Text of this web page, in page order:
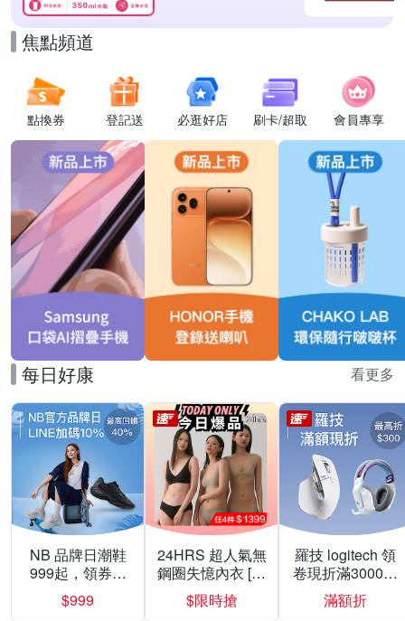
焦點頻道
點換券 登記送 必逛好店 刷卡/超取 會員專享
每日好康 看更多
NB 品牌日潮鞋
999起，領券折
上折 最高回饋
40%
$999
24HRS 超人氣無
鋼圈失憶內衣 [熱
銷好評]
$限時搶
羅技 logitech 領
卷現折滿3000折
300
滿額折